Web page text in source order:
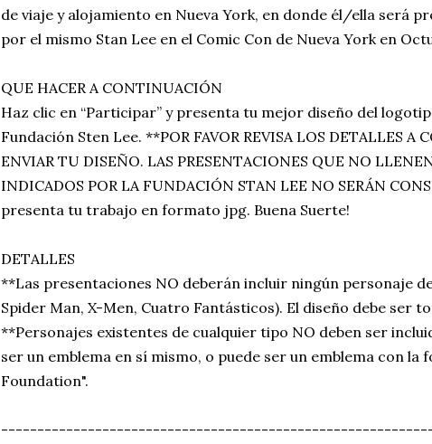
de viaje y alojamiento en Nueva York, en donde él/ella será
por el mismo Stan Lee en el Comic Con de Nueva York en
QUE HACER A CONTINUACIÓN
Haz clic en “Participar” y presenta tu mejor diseño del
Fundación Sten Lee. **POR FAVOR REVISA LOS DETALLES A
ENVIAR TU DISEÑO. LAS PRESENTACIONES QUE NO
INDICADOS POR LA FUNDACIÓN STAN LEE NO SERÁN
presenta tu trabajo en formato jpg. Buena Suerte!
DETALLES
**Las presentaciones NO deberán incluir ningún personaje
Spider Man, X-Men, Cuatro Fantásticos). El diseño debe ser
**Personajes existentes de cualquier tipo NO deben ser
ser un emblema en sí mismo, o puede ser un emblema con la
Foundation".